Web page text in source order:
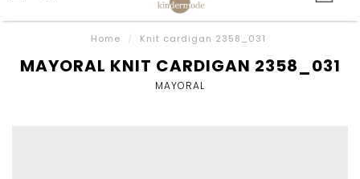
Home / Knit cardigan 2358_031
MAYORAL KNIT CARDIGAN 2358_031
MAYORAL